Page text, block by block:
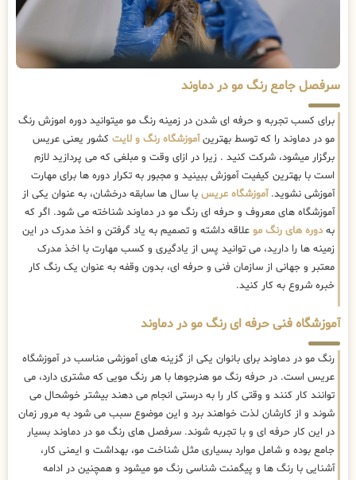
سرفصل جامع رنگ مو در دماوند
برای کسب تجربه و حرفه ای شدن در زمینه رنگ مو میتوانید دوره اموزش رنگ
مو در دماوند را که توسط بهترینآموزشگاه رنگ و لایت کشور یعنی عریس
برگزار میشود، شرکت کنید . زیرا در ازای وقت و مبلغی که می پردازید لازم
است با بهترین کیفیت آموزش ببینید و مجبور به تکرار دوره ها برای مهارت
آموزشی نشوید.آموزشگاه عریس با سال ها سابقه درخشان، به عنوان یکی از
آموزشگاه های معروف و حرفه ای رنگ مو در دماوند شناخته می شود. اگر که
بهدوره های رنگ مو علاقه داشته و تصمیم به یاد گرفتن و اخذ مدرک در این
زمینه ها را دارید، می توانید پس از یادگیری و کسب مهارت با اخذ مدرک
معتبر و جهانی از سازمان فنی و حرفه ای، بدون وقفه به عنوان یک رنگ کار
خبره شروع به کار کنید.
آموزشگاه فنی حرفه ای رنگ مو در دماوند
رنگ مو در دماوند برای بانوان یکی از گزینه های آموزشی مناسب در آموزشگاه
عریس است. در حرفه رنگ مو هنرجوها با هر رنگ مویی که مشتری دارد، می
توانند کار کنند و وقتی کار را به درستی انجام می دهند بیشتر خوشحال می
شوند و از کارشان لذت خواهند برد و این موضوع سبب می شود به مرور زمان
در این کار حرفه ای و با تجربه شوند. سرفصل های رنگ مو در دماوند بسیار
جامع بوده و شامل موارد بسیاری مثل شناخت مو، بهداشت و ایمنی کار،
آشنایی با رنگ ها و پیگمنت شناسی رنگ مو میشود و همچنین در ادامه